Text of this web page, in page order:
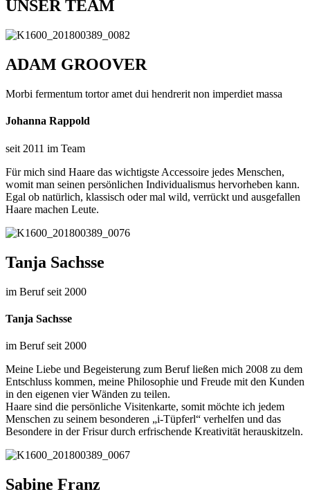
UNSER TEAM
ADAM GROOVER
Morbi fermentum tortor amet dui hendrerit non imperdiet massa
Johanna Rappold
seit 2011 im Team
Für mich sind Haare das wichtigste Accessoire jedes Menschen,
womit man seinen persönlichen Individualismus hervorheben kann.
Egal ob natürlich, klassisch oder mal wild, verrückt und ausgefallen
Haare machen Leute.
Tanja Sachsse
im Beruf seit 2000
Tanja Sachsse
im Beruf seit 2000
Meine Liebe und Begeisterung zum Beruf ließen mich 2008 zu dem
Entschluss kommen, meine Philosophie und Freude mit den Kunden
in den eigenen vier Wänden zu teilen.
Haare sind die persönliche Visitenkarte, somit möchte ich jedem
Menschen zu seinem besonderen „i-Tüpferl“ verhelfen und das
Besondere in der Frisur durch erfrischende Kreativität herauskitzeln.
Sabine Franz